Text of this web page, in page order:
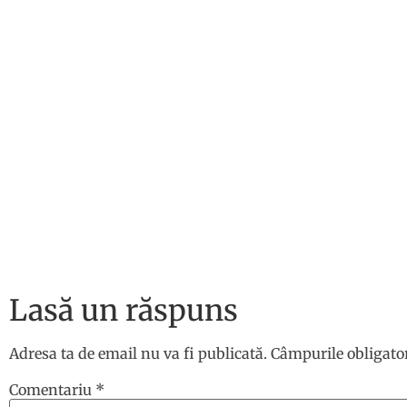
Lasă un răspuns
Adresa ta de email nu va fi publicată. Câmpurile
Comentariu *